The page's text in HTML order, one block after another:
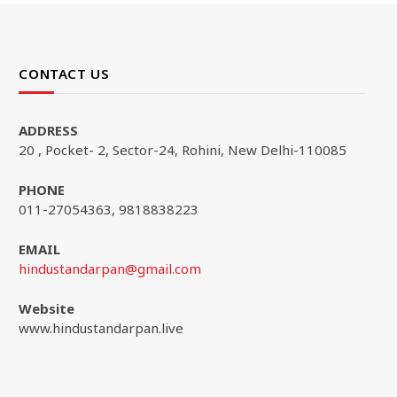
CONTACT US
ADDRESS
20 , Pocket- 2, Sector-24, Rohini, New Delhi-110085
PHONE
011-27054363, 9818838223
EMAIL
hindustandarpan@gmail.com
Website
www.hindustandarpan.live